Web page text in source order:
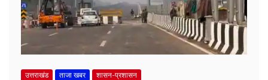
उत्तराखंड ताजा खबर शासन-प्रशासन